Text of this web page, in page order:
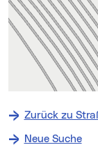
⇧ Zurück zu
Neue Suche